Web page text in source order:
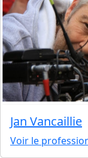
Jan Vancaillie
Voir le